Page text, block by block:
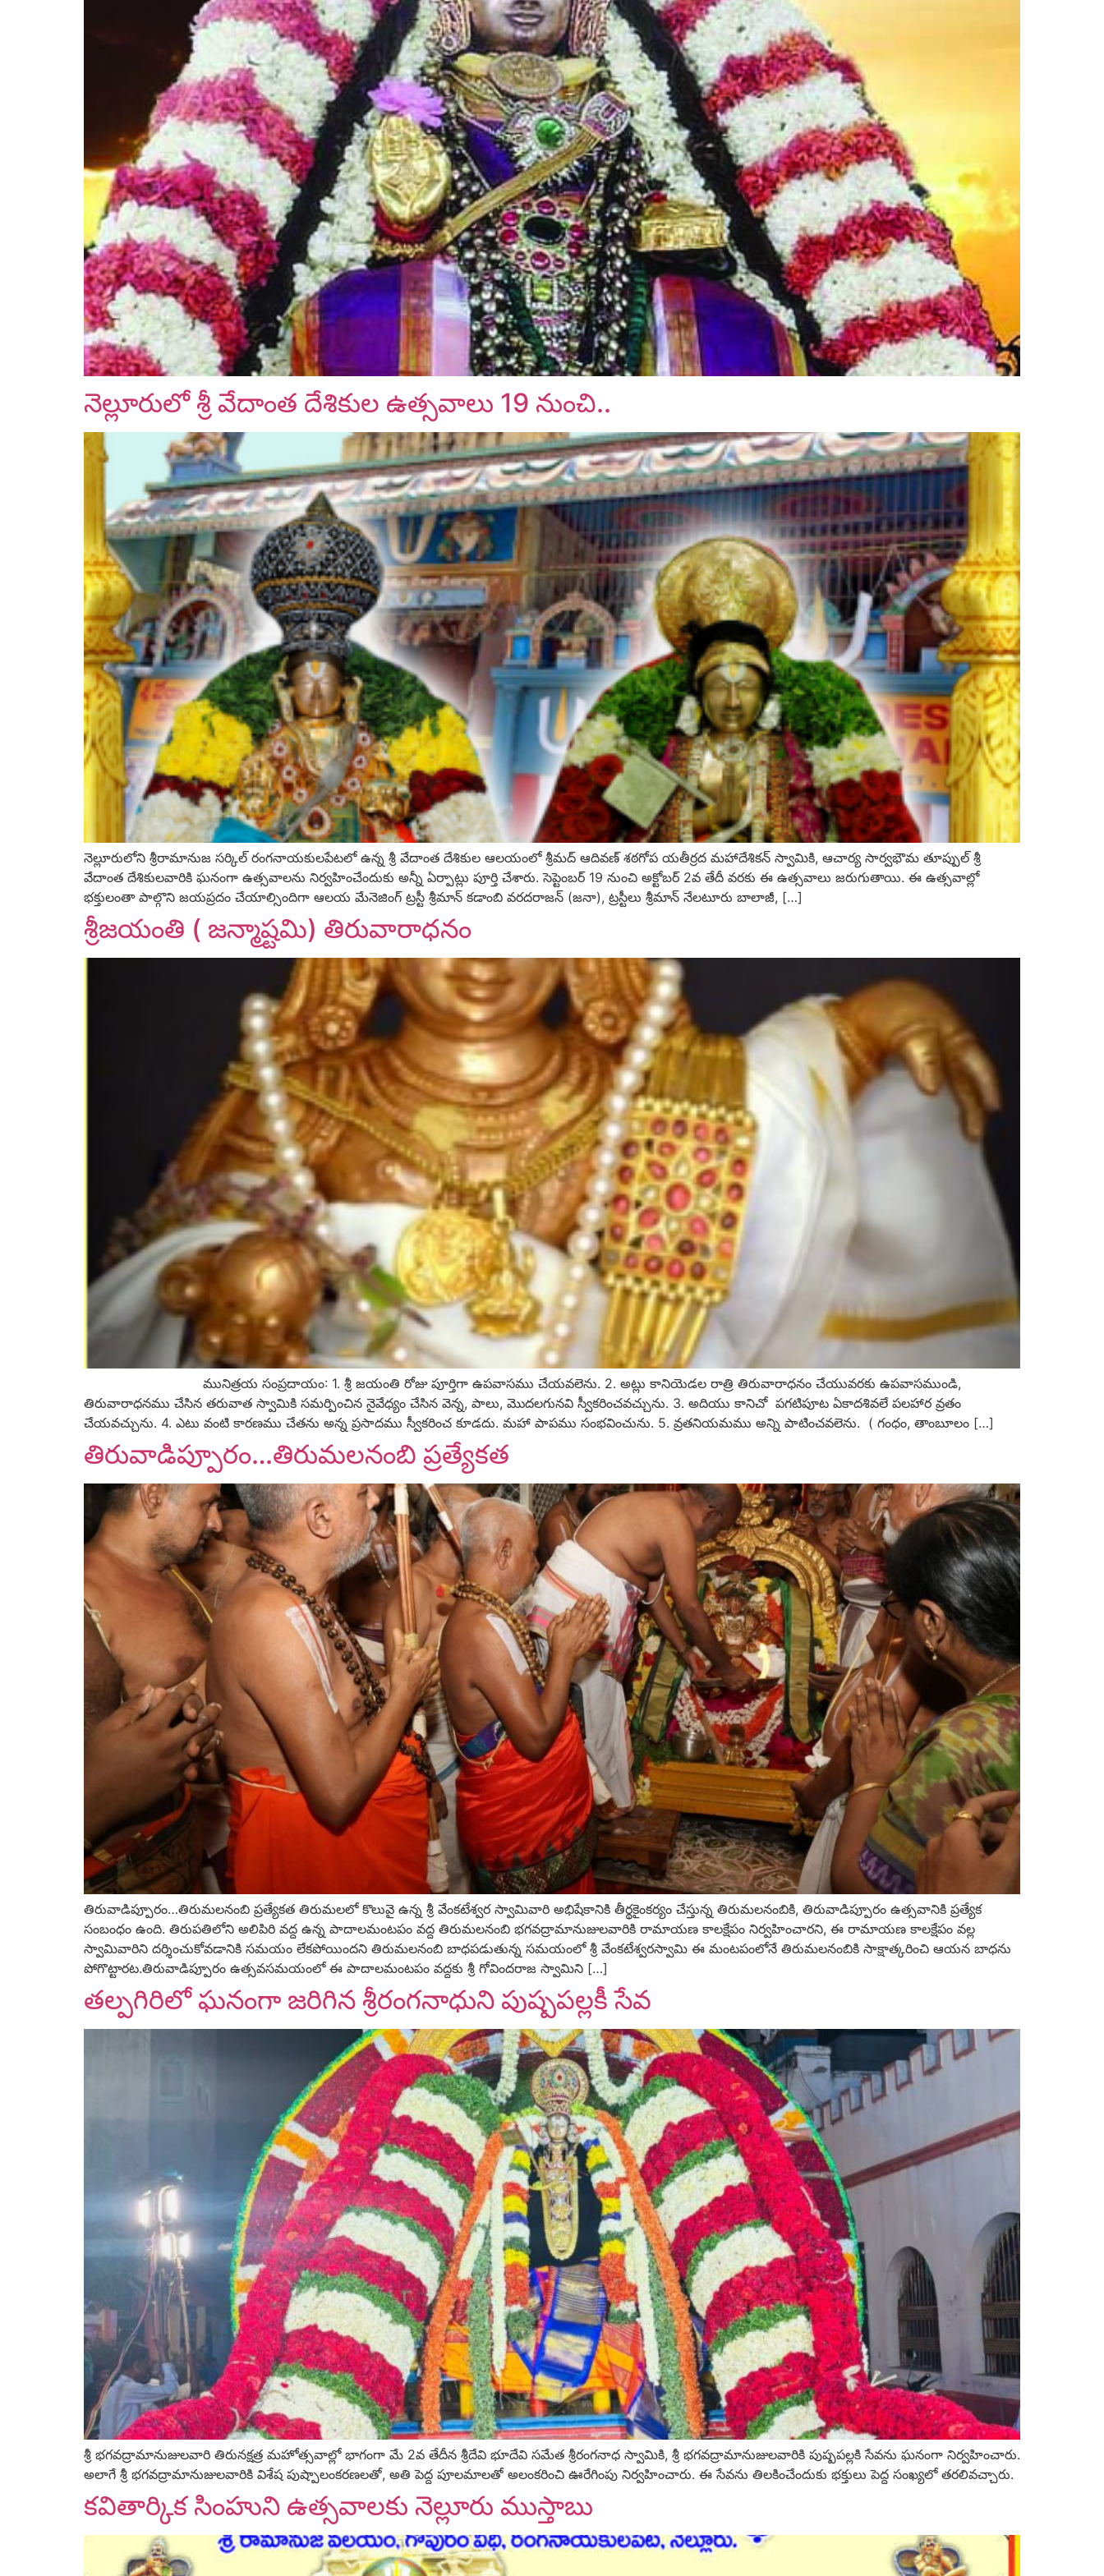
నెల్లూరులో శ్రీ వేదాంత దేశికుల ఉత్సవాలు 19 నుంచి..
నెల్లూరులోని శ్రీరామానుజ సర్కిల్‌ రంగనాయకులపేటలో ఉన్న శ్రీ వేదాంత దేశికుల ఆలయంలో శ్రీమద్‌ ఆదివణ్‌ శఠగోప యతీర్రద మహాదేశికన్‌ స్వామికి, ఆచార్య సార్వభౌమ తూప్పుల్‌ శ్రీ
వేదాంత దేశికులవారికి ఘనంగా ఉత్సవాలను నిర్వహించేందుకు అన్నీ ఏర్పాట్లు పూర్తి చేశారు. సెప్టెంబర్‌ 19 నుంచి అక్టోబర్‌ 2వ తేదీ వరకు ఈ ఉత్సవాలు జరుగుతాయి. ఈ ఉత్సవాల్లో
భక్తులంతా పాల్గొని జయప్రదం చేయాల్సిందిగా ఆలయ మేనెజింగ్‌ ట్రస్టీ శ్రీమాన్‌ కడాంబి వరదరాజన్‌ (జనా), ట్రస్టీలు శ్రీమాన్‌ నేలటూరు బాలాజీ, […]
శ్రీజయంతి ( జన్మాష్టమి) తిరువారాధనం
మునిత్రయ సంప్రదాయం: 1. శ్రీ జయంతి రోజు పూర్తిగా ఉపవాసము చేయవలెను. 2. అట్లు కానియెడల రాత్రి తిరువారాధనం చేయువరకు ఉపవాసముండి,
తిరువారాధనము చేసిన తరువాత స్వామికి సమర్పించిన నైవేధ్యం చేసిన వెన్న, పాలు, మొదలగునవి స్వీకరించవచ్చును. 3. అదియు కానిచో పగటిపూట ఏకాదశివలే పలహార వ్రతం
చేయవచ్చును. 4. ఎటు వంటి కారణము చేతను అన్న ప్రసాదము స్వీకరించ కూడదు. మహా పాపము సంభవించును. 5. వ్రతనియమము అన్ని పాటించవలెను. ( గంధం, తాంబూలం […]
తిరువాడిప్పూరం…తిరుమలనంబి ప్రత్యేకత
తిరువాడిప్పూరం…తిరుమలనంబి ప్రత్యేకత తిరుమలలో కొలువై ఉన్న శ్రీ వేంకటేశ్వర స్వామివారి అభిషేకానికి తీర్థకైంకర్యం చేస్తున్న తిరుమలనంబికి, తిరువాడిప్పూరం ఉత్సవానికి ప్రత్యేక
సంబంధం ఉంది. తిరుపతిలోని అలిపిరి వద్ద ఉన్న పాదాలమంటపం వద్ద తిరుమలనంబి భగవద్రామానుజులవారికి రామాయణ కాలక్షేపం నిర్వహించారని, ఈ రామాయణ కాలక్షేపం వల్ల
స్వామివారిని దర్శించుకోవడానికి సమయం లేకపోయిందని తిరుమలనంబి బాధపడుతున్న సమయంలో శ్రీ వేంకటేశ్వరస్వామి ఈ మంటపంలోనే తిరుమలనంబికి సాక్షాత్కరించి ఆయన బాధను
పోగొట్టారట.తిరువాడిప్పూరం ఉత్సవసమయంలో ఈ పాదాలమంటపం వద్దకు శ్రీ గోవిందరాజ స్వామిని […]
తల్పగిరిలో ఘనంగా జరిగిన శ్రీరంగనాధుని పుష్పపల్లకీ సేవ
శ్రీ భగవద్రామానుజులవారి తిరునక్షత్ర మహోత్సవాల్లో భాగంగా మే 2వ తేదీన శ్రీదేవి భూదేవి సమేత శ్రీరంగనాధ స్వామికి, శ్రీ భగవద్రామానుజులవారికి పుష్పపల్లకి సేవను ఘనంగా నిర్వహించారు.
అలాగే శ్రీ భగవద్రామానుజులవారికి విశేష పుష్పాలంకరణలతో, అతి పెద్ద పూలమాలతో అలంకరించి ఊరేగింపు నిర్వహించారు. ఈ సేవను తిలకించేందుకు భక్తులు పెద్ద సంఖ్యలో తరలివచ్చారు.
కవితార్కిక సింహుని ఉత్సవాలకు నెల్లూరు ముస్తాబు